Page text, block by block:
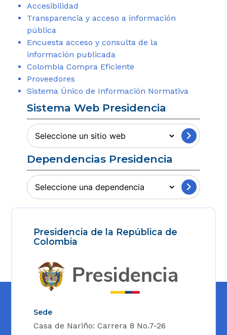
Accesibilidad
Transparencia y acceso a información
pública
Encuesta acceso y consulta de la
información publicada
Colombia Compra Eficiente
Proveedores
Sistema Único de Información Normativa
Sistema Web Presidencia
Sitios
Web
Presidencia
Dependencias Presidencia
Información
Institucional
Presidencia de la República de
Colombia
Sede
Casa de Nariño: Carrera 8 No.7-26